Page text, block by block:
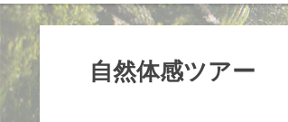
自然体感ツアー